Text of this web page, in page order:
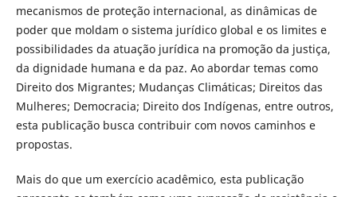
mecanismos de proteção internacional, as dinâmicas de
poder que moldam o sistema jurídico global e os limites e
possibilidades da atuação jurídica na promoção da justiça,
da dignidade humana e da paz. Ao abordar temas como
Direito dos Migrantes; Mudanças Climáticas; Direitos das
Mulheres; Democracia; Direito dos Indígenas, entre outros,
esta publicação busca contribuir com novos caminhos e
propostas.
Mais do que um exercício acadêmico, esta publicação